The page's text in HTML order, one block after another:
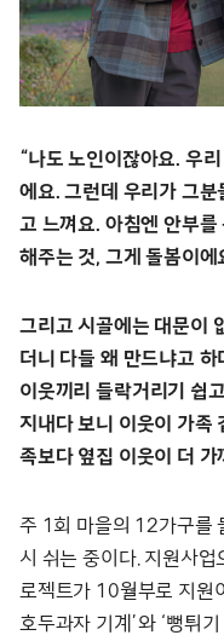
“나도 노인이잖아요. 우
에요. 그런데 우리가 그
고 느껴요. 아침엔 안부
해주는 것, 그게 돌봄이에
그리고 시골에는 대문이
더니 다들 왜 만드냐고
이웃끼리 들락거리기 쉽
지내다 보니 이웃이 가족
족보다 옆집 이웃이 더 가
주 1회 마을의 12가구를
시 쉬는 중이다. 지원사
로젝트가 10월부로 지원
호두과자 기계’와 ‘뻥튀